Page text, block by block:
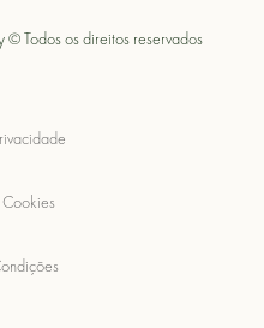
© Todos os direitos reservados